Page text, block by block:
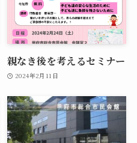
親なき後を考えるセミナー
2024年2月11日